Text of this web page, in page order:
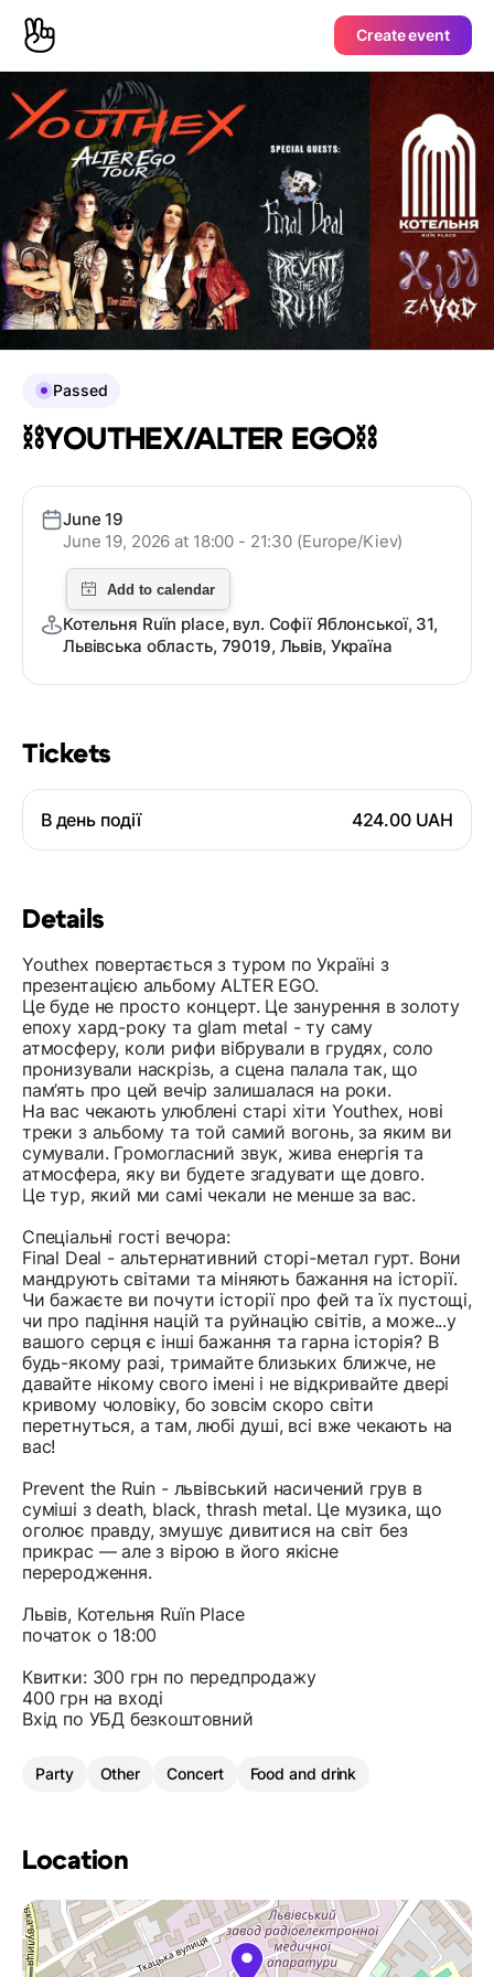
Create event
Tickets
В день події 424.00 UAH
Details
Youthex повертається з туром по Україні з
презентацією альбому ALTER EGO.
Це буде не просто концерт. Це занурення в золоту
епоху хард-року та glam metal - ту саму
атмосферу, коли рифи вібрували в грудях, соло
пронизували наскрізь, а сцена палала так, що
пам’ять про цей вечір залишалася на роки.
На вас чекають улюблені старі хіти Youthex, нові
треки з альбому та той самий вогонь, за яким ви
сумували. Громогласний звук, жива енергія та
атмосфера, яку ви будете згадувати ще довго.
Це тур, який ми самі чекали не менше за вас.
Спеціальні гості вечора:
Final Deal - альтернативний сторі-метал гурт. Вони
мандрують світами та міняють бажання на історії.
Чи бажаєте ви почути історії про фей та їх пустощі,
чи про падіння націй та руйнацію світів, а може...у
вашого серця є інші бажання та гарна історія? В
будь-якому разі, тримайте близьких ближче, не
давайте нікому свого імені і не відкривайте двері
кривому чоловіку, бо зовсім скоро світи
перетнуться, а там, любі душі, всі вже чекають на
вас!
Prevent the Ruin - львівський насичений грув в
суміші з death, black, thrash metal. Це музика, що
оголює правду, змушує дивитися на світ без
прикрас — але з вірою в його якісне
переродження.
Львів, Котельня Ruїn Place
початок о 18:00
Квитки: 300 грн по передпродажу
400 грн на вході
Вхід по УБД безкоштовний
Party Other Concert Food and drink
Location
Passed
⛓️YOUTHEX/ALTER EGO⛓️
June 19
June 19, 2026 at 18:00 - 21:30 (Europe/Kiev)
Котельня Ruïn place, вул. Софії Яблонської, 31,
Львівська область, 79019, Львів, Україна